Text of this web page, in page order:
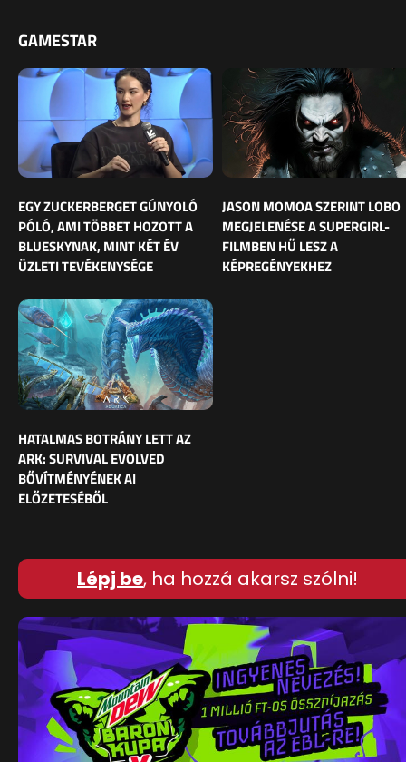
GAMESTAR
EGY ZUCKERBERGET GÚNYOLÓ
PÓLÓ, AMI TÖBBET HOZOTT A
BLUESKYNAK, MINT KÉT ÉV
ÜZLETI TEVÉKENYSÉGE
JASON MOMOA SZERINT LOBO
MEGJELENÉSE A SUPERGIRL-
FILMBEN HŰ LESZ A
KÉPREGÉNYEKHEZ
HATALMAS BOTRÁNY LETT AZ
ARK: SURVIVAL EVOLVED
BŐVÍTMÉNYÉNEK AI
ELŐZETESÉBŐL
Lépj be, ha hozzá akarsz szólni!